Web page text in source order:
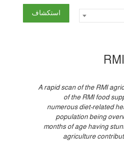
A rapid scan of the RMI
of the RMI food
numerous diet-related
population being
months of age having
agriculture